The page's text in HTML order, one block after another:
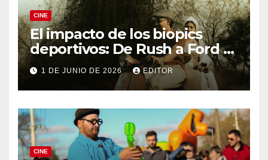
CINE
El impacto de los biopics
deportivos: De Rush a Ford v
Ferrari
1 DE JUNIO DE 2026 EDITOR
CINE